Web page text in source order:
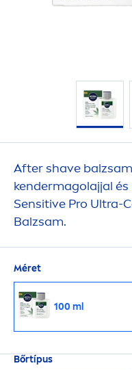
After shave
kendermagolajjal és
Sensitive Pro Ultra-
Balzsam.
Méret
100 ml
Bőrtípus